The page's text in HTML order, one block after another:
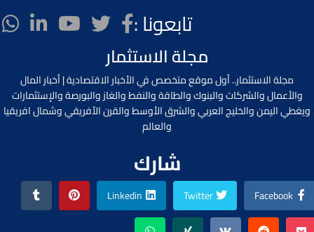
تابعونا :
مجلة الاستثمار
مجلة الاستثمار.. أول موقع متخصص في الأخبار الاقتصادية | أخبار المال
والأعمال والشركات والبنوك والطاقة والنفط والغاز والبورصة والإستثمارات
ويغطي اليمن والخليج العربي والشرق الأوسط والقرن الأفريقي وشمال افريقيا
والعالم
شارك
Facebook
Twitter
Linkedin